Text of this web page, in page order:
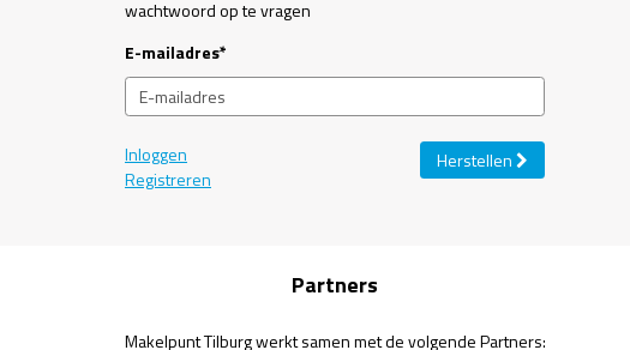
wachtwoord op te vragen
E-mailadres*
Inloggen
Registreren
Herstellen
Partners
Makelpunt Tilburg werkt samen met de volgende Partners: